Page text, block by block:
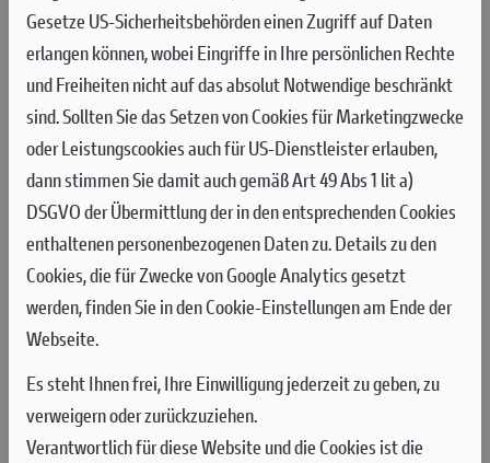
- Weiterbeförderung der Reisenden
- Rücktransport der Reisenden oder Fortsetzung der Reise
- Rücktransport des Motorrads aus dem Ausland
- Suche und Zusendung von Ersatzteilen im Ausland
- Hotelkosten
- Bergung des Motorrads nach einem Unfall
Gesetze US-Sicherheitsbehörden einen Zugriff auf Daten
erlangen können, wobei Eingriffe in Ihre persönlichen Rechte
und Freiheiten nicht auf das absolut Notwendige beschränkt
sind.Sollten Sie das Setzen von Cookies für Marketingzwecke
oder Leistungscookies auch für US-Dienstleister erlauben,
dann stimmen Sie damit auch gemäß Art 49 Abs 1 lit a)
DSGVO der Übermittlung der in den entsprechenden Cookies
enthaltenen personenbezogenen Daten zu. Details zu den
Cookies, die für Zwecke von Google Analytics gesetzt
werden, finden Sie in den Cookie-Einstellungen am Ende der
Webseite.
Es steht Ihnen frei, Ihre Einwilligung jederzeit zu geben, zu
verweigern oder zurückzuziehen.
Verantwortlich für diese Website und die Cookies ist die